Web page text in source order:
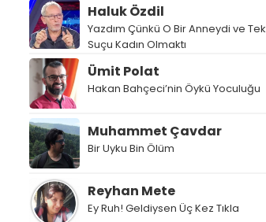
Haluk Özdil
Yazdım Çünkü O Bir Anneydi ve Tek
Suçu Kadın Olmaktı
Ümit Polat
Hakan Bahçeci’nin Öykü Yoculuğu
Muhammet Çavdar
Bir Uyku Bin Ölüm
Reyhan Mete
Ey Ruh! Geldiysen Üç Kez Tıkla